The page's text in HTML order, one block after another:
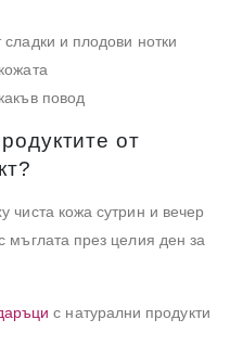
и плодови нотки
повод
от
чиста кожа сутрин и вечер
мъглата през целия ден за
с натурални продукти